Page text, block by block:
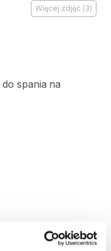
Więcej zdjęć (3)
do spania na